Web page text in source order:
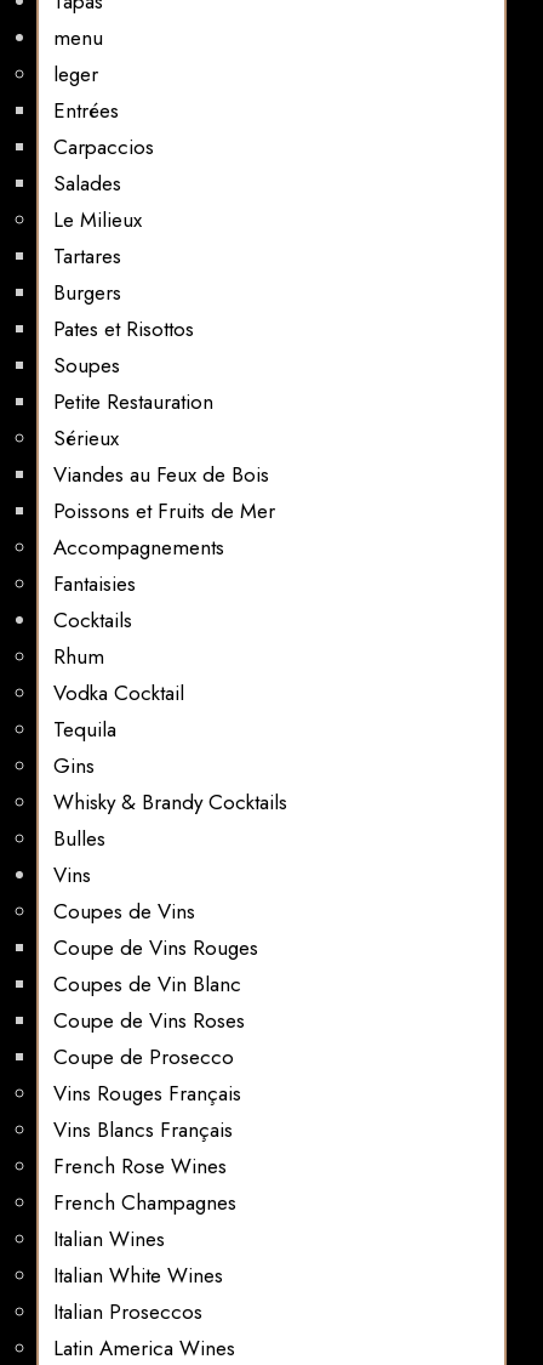
menu
leger
Entrées
Carpaccios
Salades
Le Milieux
Tartares
Burgers
Pates et Risottos
Soupes
Petite Restauration
Sérieux
Viandes au Feux de Bois
Poissons et Fruits de Mer
Accompagnements
Fantaisies
Cocktails
Rhum
Vodka Cocktail
Tequila
Gins
Whisky & Brandy Cocktails
Bulles
Vins
Coupes de Vins
Coupe de Vins Rouges
Coupes de Vin Blanc
Coupe de Vins Roses
Coupe de Prosecco
Vins Rouges Français
Vins Blancs Français
French Rose Wines
French Champagnes
Italian Wines
Italian White Wines
Italian Proseccos
Latin America Wines